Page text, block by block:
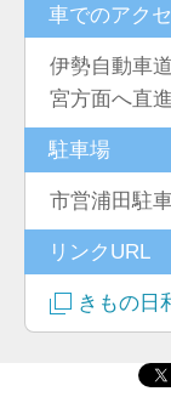
車でのアク
伊勢自動車
宮方面へ直
駐車場
市営浦田駐
リンクURL
きもの日